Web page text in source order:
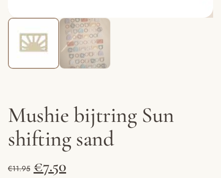
Mushie bijtring Sun
shifting sand
€11.95 Oorspronkelijke
€7.50Huidige